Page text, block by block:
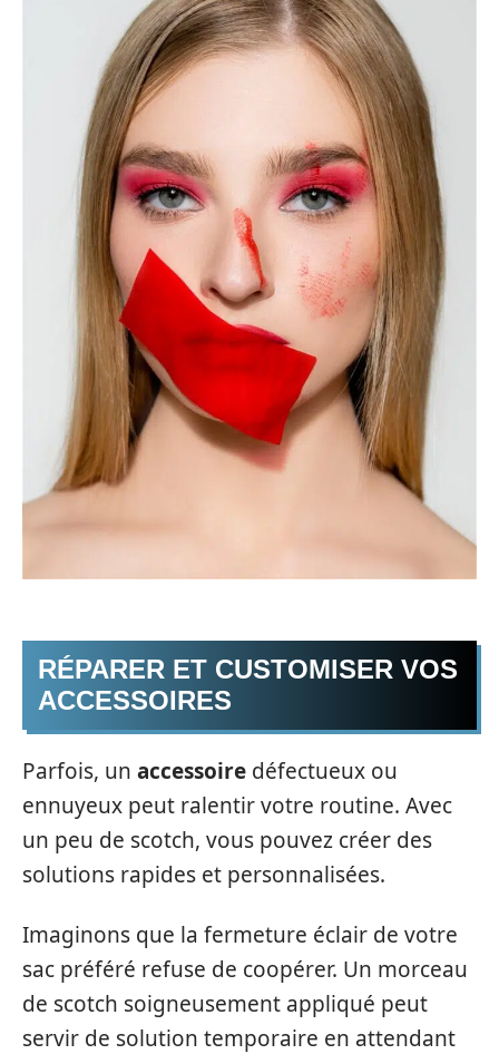
RÉPARER ET CUSTOMISER VOS
ACCESSOIRES
Parfois, un accessoire défectueux ou
ennuyeux peut ralentir votre routine. Avec
un peu de scotch, vous pouvez créer des
solutions rapides et personnalisées.
Imaginons que la fermeture éclair de votre
sac préféré refuse de coopérer. Un morceau
de scotch soigneusement appliqué peut
servir de solution temporaire en attendant